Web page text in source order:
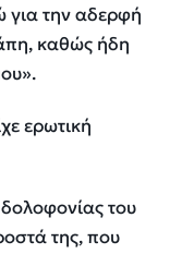
για την αδερφή
καθώς ήδη
ερωτική
του
της, που